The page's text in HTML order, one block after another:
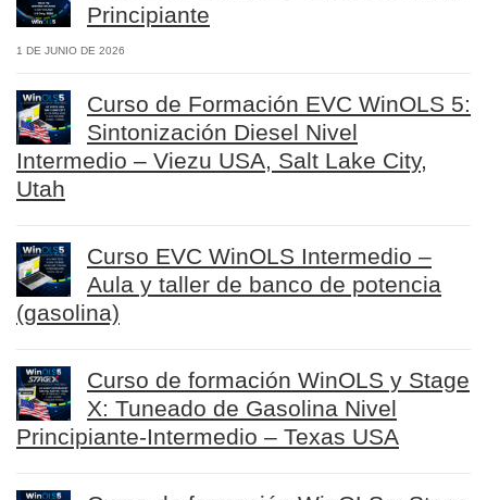
Principiante
1 DE JUNIO DE 2026
Curso de Formación EVC WinOLS 5:
Sintonización Diesel Nivel
Intermedio – Viezu USA, Salt Lake City,
Utah
Curso EVC WinOLS Intermedio –
Aula y taller de banco de potencia
(gasolina)
Curso de formación WinOLS y Stage
X: Tuneado de Gasolina Nivel
Principiante-Intermedio – Texas USA